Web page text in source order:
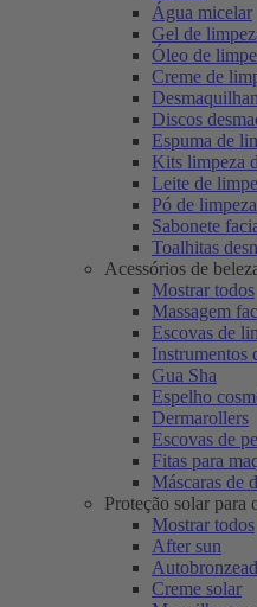
Água micelar
Gel de
Óleo de
Creme de
Discos
Espuma de
Kits limpeza
Leite de
Pó de limpeza
Sabonete
Toalhitas
Acessórios de
Mostrar todos
Massagem
Escovas de
Instrumentos
Gua Sha
Espelho
Dermarollers
Escovas de
Fitas para
Máscaras de
Proteção solar para
Mostrar todos
After sun
Creme solar